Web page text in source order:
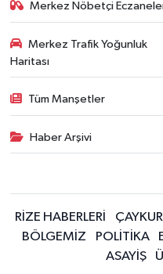
Merkez Nöbetçi
Merkez Trafik Yoğunluk
Haritası
Tüm Manşetler
Haber Arşivi
RİZE HABERLERİ
BÖLGEMİZ
POLİTİKA
ASAYİŞ